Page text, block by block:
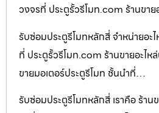
วงจรที่ ประตูรั้วรีโมท.com ร้านขาย
รับซ่อมประตูรีโมทหลักสี่ จำหน่ายอะ
ที่ ประตูรั้วรีโมท.com ร้านขายอะไห
ขายมอเตอร์ประตูรีโมท ชั้นนำที่…
รับซ่อมประตูรีโมทหลักสี่ เราคือ ร้าน